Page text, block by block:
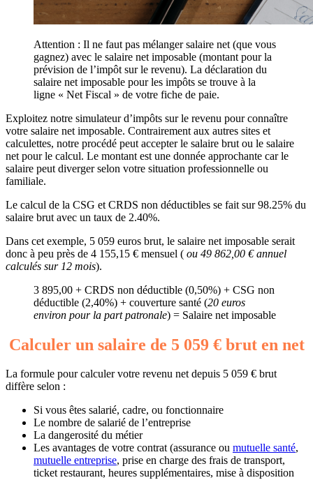
Attention : Il ne faut pas mélanger salaire net (que vous
gagnez) avec le salaire net imposable (montant pour la
prévision de l’impôt sur le revenu). La déclaration du
salaire net imposable pour les impôts se trouve à la
ligne « Net Fiscal » de votre fiche de paie.
Exploitez notre simulateur d’impôts sur le revenu pour connaître
votre salaire net imposable. Contrairement aux autres sites et
calculettes, notre procédé peut accepter le salaire brut ou le salaire
net pour le calcul. Le montant est une donnée approchante car le
salaire peut diverger selon votre situation professionnelle ou
familiale.
Le calcul de la CSG et CRDS non déductibles se fait sur 98.25% du
salaire brut avec un taux de 2.40%.
Dans cet exemple, 5 059 euros brut, le salaire net imposable serait
donc à peu près de 4 155,15 € mensuel ( ou 49 862,00 € annuel
calculés sur 12 mois).
3 895,00 + CRDS non déductible (0,50%) + CSG non
déductible (2,40%) + couverture santé (20 euros
environ pour la part patronale) = Salaire net imposable
Calculer un salaire de 5 059 € brut en net
La formule pour calculer votre revenu net depuis 5 059 € brut
diffère selon :
Si vous êtes salarié, cadre, ou fonctionnaire
Le nombre de salarié de l’entreprise
La dangerosité du métier
Les avantages de votre contrat (assurance ou mutuelle santé,
mutuelle entreprise, prise en charge des frais de transport,
ticket restaurant, heures supplémentaires, mise à disposition